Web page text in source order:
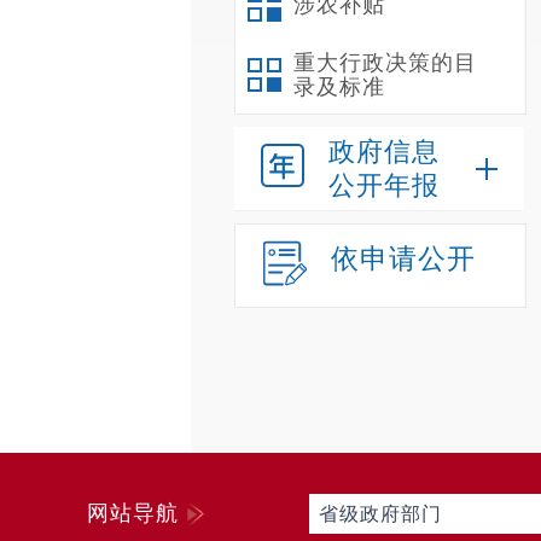
涉农补贴
重大行政决策的目
录及标准
政府信息
公开年报
依申请公开
网站导航 省级政府部门